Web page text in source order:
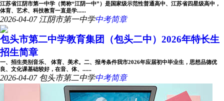
江苏省江阴市第一中学（简称“江阴一中”）是国家级示范性普通高中、江苏省四星级高中，
体育、艺术、科技教育一直是学......
2026-04-07 江阴市第一中学中考简章
包头市第二中学教育集团（包头二中）2026年特长生
招生简章
一、招生类别音乐、 体育、美术。二、报考条件我市2026年应届初中毕业生，思想品德优
良、文化课基础较好，在音、体、......
2026-04-07 包头市第二中学中考简章